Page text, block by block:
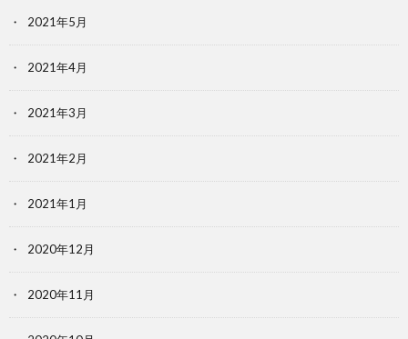
2021年5月
2021年4月
2021年3月
2021年2月
2021年1月
2020年12月
2020年11月